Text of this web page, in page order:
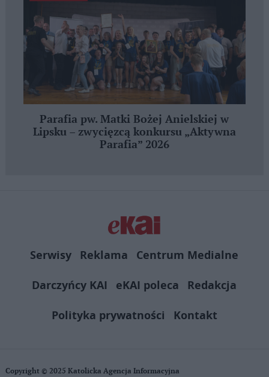
Parafia pw. Matki Bożej Anielskiej w
Lipsku – zwycięzcą konkursu „Aktywna
Parafia” 2026
Serwisy Reklama
Centrum Medialne
Darczyńcy KAI
eKAI poleca
Redakcja
Polityka prywatności
Kontakt
Copyright © 2025 Katolicka Agencja Informacyjna